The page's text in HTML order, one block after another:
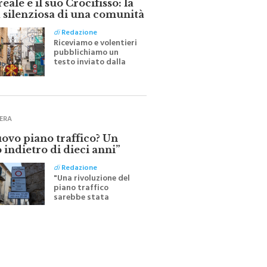
e il suo Crocifisso: la
silenziosa di una comunità
diRedazione
Riceviamo e volentieri
pubblichiamo un
testo inviato dalla
all'indomani della
Festa del Santissimo
piano traffico? Un
indietro di dieci anni”
diRedazione
"Una rivoluzione del
piano traffico
sarebbe stata